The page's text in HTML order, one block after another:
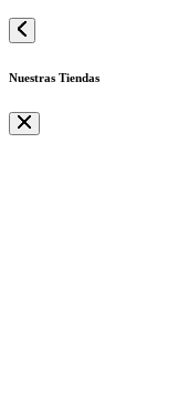
Nuestras Tiendas